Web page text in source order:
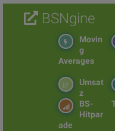
BSNgine
Movin
g
Averages
Umsat
z
BS-
Hitpar
ade